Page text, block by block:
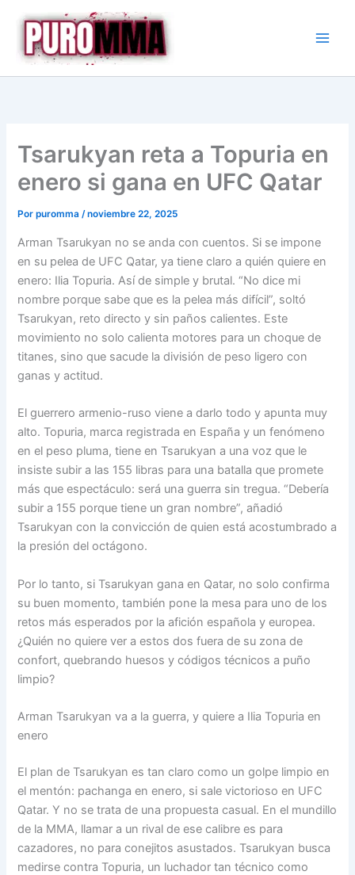
contenido
Tsarukyan reta a Topuria en
enero si gana en UFC Qatar
Porpuromma/noviembre 22, 2025
Arman Tsarukyan no se anda con cuentos. Si se impone
en su pelea de UFC Qatar, ya tiene claro a quién quiere en
enero: Ilia Topuria. Así de simple y brutal. “No dice mi
nombre porque sabe que es la pelea más difícil”, soltó
Tsarukyan, reto directo y sin paños calientes. Este
movimiento no solo calienta motores para un choque de
titanes, sino que sacude la división de peso ligero con
ganas y actitud.
El guerrero armenio-ruso viene a darlo todo y apunta muy
alto. Topuria, marca registrada en España y un fenómeno
en el peso pluma, tiene en Tsarukyan a una voz que le
insiste subir a las 155 libras para una batalla que promete
más que espectáculo: será una guerra sin tregua. “Debería
subir a 155 porque tiene un gran nombre”, añadió
Tsarukyan con la convicción de quien está acostumbrado a
la presión del octágono.
Por lo tanto, si Tsarukyan gana en Qatar, no solo confirma
su buen momento, también pone la mesa para uno de los
retos más esperados por la afición española y europea.
¿Quién no quiere ver a estos dos fuera de su zona de
confort, quebrando huesos y códigos técnicos a puño
limpio?
Arman Tsarukyan va a la guerra, y quiere a Ilia Topuria en
enero
El plan de Tsarukyan es tan claro como un golpe limpio en
el mentón: pachanga en enero, si sale victorioso en UFC
Qatar. Y no se trata de una propuesta casual. En el mundillo
de la MMA, llamar a un rival de ese calibre es para
cazadores, no para conejitos asustados. Tsarukyan busca
medirse contra Topuria, un luchador tan técnico como